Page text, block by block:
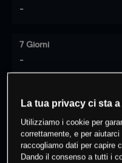
-
7 Giorni
-
% dei clienti
questo prodotto
La tua privacy ci sta
Utilizziamo i cookie per
correttamente, e per
raccogliamo dati per capire
Dando il consenso a tutti i